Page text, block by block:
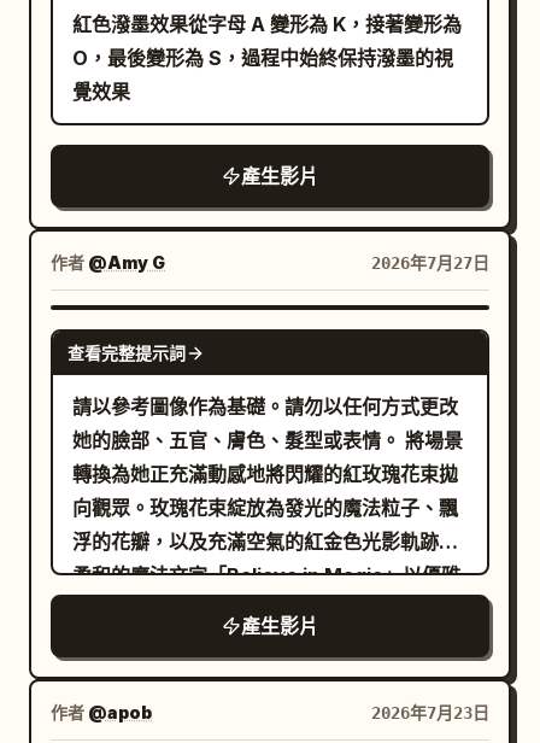
快速旋轉 360 度，平滑過渡到沿 Y 軸的 3D
旋轉（翻轉卡片效果）。攝影機同時進行輕微
的前後移動以營造深度感。金色的緞帶狀光芒
旋轉結束的瞬間，圖片立即由一張分裂為四
張。這四個部分飛向螢幕四角，各自持續旋
轉、縮放並留下美麗的光軌。 隨後，這四個部
分進一步分裂為 16 張，均勻分佈在螢幕上。
這 16 張圖片以不同的時間差重複旋轉、3D 旋
轉與縮放，不斷增殖並填滿螢幕。背景中，紙
花、金色粒子、星形光芒與慶祝特效壯觀地舞
有 16 張圖片高速向中心匯聚，瞬間整合為一
張。當攝影機快速推向整合後的圖片時，金光
迸發，紙花灑滿螢幕。影片以慶祝成功的極致
華麗效果作為結尾。 確保影片全程無靜止畫
面，保持明亮且充滿活力的節奏。動作應流暢
影帶等級的高品質動態圖形。 文字排版呈現
（慶祝/翻倍版本） 文字排版應與圖片的動作
完美同步。文字放置於圖片前方，使用粗體、
現代且奢華的無襯線字體。為文字添加金色光
紅色潑墨效果從字母 A 變形為 K，接著變形為
O，最後變形為 S，過程中始終保持潑墨的視
覺效果
產生影片
作者 @Amy G 2026年7月27日
GEMINI-OMNI
查看完整提示詞
請以參考圖像作為基礎。請勿以任何方式更改
她的臉部、五官、膚色、髮型或表情。 將場景
轉換為她正充滿動感地將閃耀的紅玫瑰花束拋
向觀眾。玫瑰花束綻放為發光的魔法粒子、飄
浮的花瓣，以及充滿空氣的紅金色光影軌跡。
柔和的魔法文字「Believe in Magic」以優雅
的發光書法字體，在飛舞的玫瑰與光影正中央
浮現。保留迷人的玫瑰花園背景，增加更多閃
爍光點與飄浮的玫瑰花瓣，營造出電影般吸睛
的魔法氛圍。照片級真實感、高細節、鮮豔的
產生影片
作者 @apob 2026年7月23日